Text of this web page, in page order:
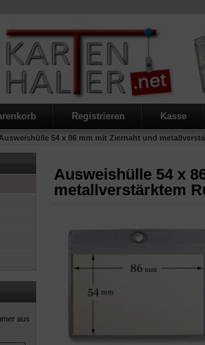
Registrieren Kasse
Ausweishülle 54 x 86 mm mit Ziernaht und
aus
Ausweishülle 54 x
metallverstärktem